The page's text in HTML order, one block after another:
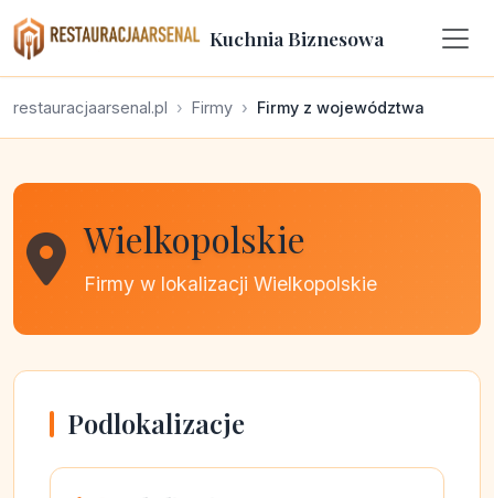
Kuchnia Biznesowa
restauracjaarsenal.pl Firmy Firmy z województwa
Wielkopolskie
Firmy w lokalizacji Wielkopolskie
Podlokalizacje